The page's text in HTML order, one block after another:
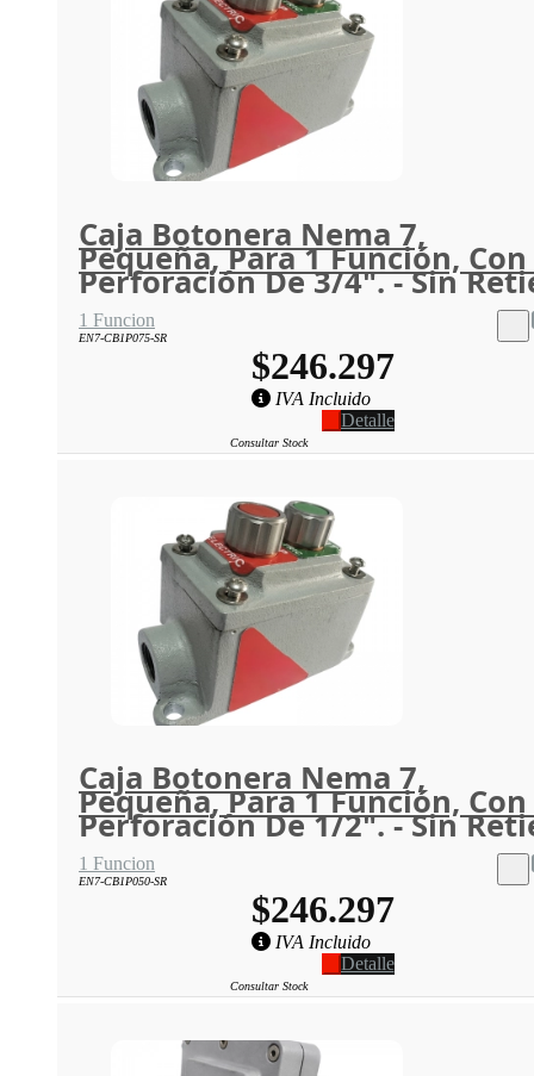
Caja Botonera Nema 7,
Pequeña, Para 1 Función, Con
Perforación De 3/4". - Sin
1 Funcion
EN7-CB1P075-SR
$246.297
IVA Incluido
Detalle
Consultar Stock
Caja Botonera Nema 7,
Pequeña, Para 1 Función, Con
Perforación De 1/2". - Sin
1 Funcion
EN7-CB1P050-SR
$246.297
IVA Incluido
Detalle
Consultar Stock